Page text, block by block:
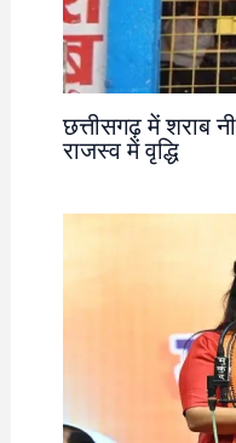
छत्तीसगढ़ में शराब
राजस्व में वृद्धि